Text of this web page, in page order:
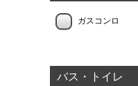
ガスコンロ
バス・トイレ